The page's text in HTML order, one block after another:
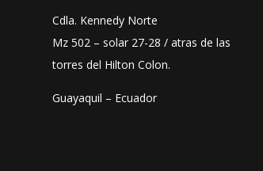
Cdla. Kennedy Norte
Mz 502 – solar 27-28 / atras de las
torres del Hilton Colon.
Guayaquil – Ecuador